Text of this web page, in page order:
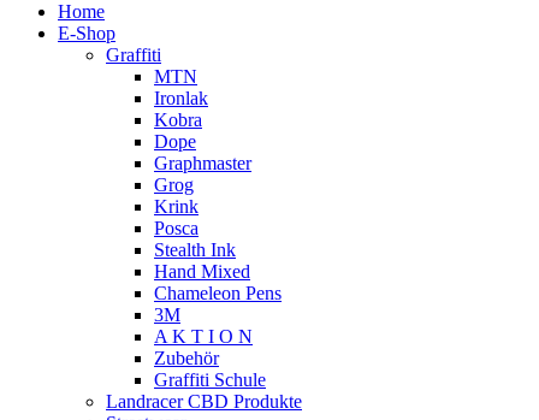
Home
E-Shop
Graffiti
MTN
Ironlak
Kobra
Dope
Graphmaster
Grog
Krink
Posca
Stealth Ink
Hand Mixed
Chameleon Pens
3M
A K T I O N
Zubehör
Graffiti Schule
Landracer CBD Produkte